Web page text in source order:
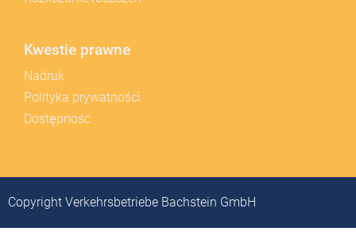
Kwestie prawne
Nadruk
Polityka prywatności
Dostępność
Copyright Verkehrsbetriebe Bachstein GmbH